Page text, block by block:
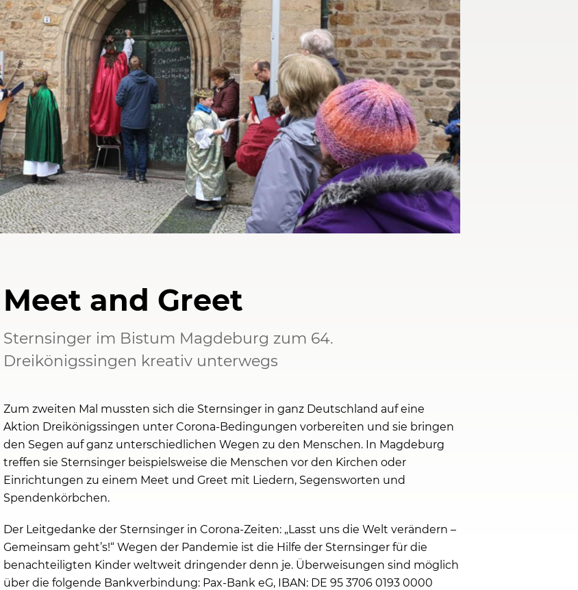
Meet and Greet
Sternsinger im Bistum Magdeburg zum 64.
Dreikönigssingen kreativ unterwegs
Zum zweiten Mal mussten sich die Sternsinger in ganz Deutschland auf eine
Aktion Dreikönigssingen unter Corona-Bedingungen vorbereiten und sie bringen
den Segen auf ganz unterschiedlichen Wegen zu den Menschen. In Magdeburg
treffen sie Sternsinger beispielsweise die Menschen vor den Kirchen oder
Einrichtungen zu einem Meet und Greet mit Liedern, Segensworten und
Spendenkörbchen.
Der Leitgedanke der Sternsinger in Corona-Zeiten: „Lasst uns die Welt verändern –
Gemeinsam geht’s!“ Wegen der Pandemie ist die Hilfe der Sternsinger für die
benachteiligten Kinder weltweit dringender denn je. Überweisungen sind möglich
über die folgende Bankverbindung: Pax-Bank eG, IBAN: DE 95 3706 0193 0000